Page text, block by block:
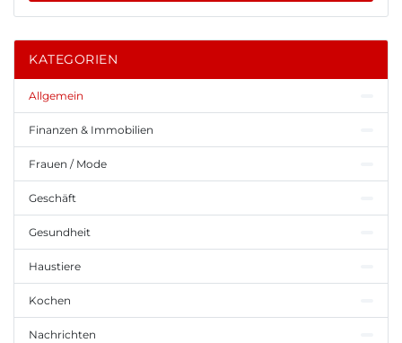
KATEGORIEN
Allgemein
Finanzen & Immobilien
Frauen / Mode
Geschäft
Gesundheit
Haustiere
Kochen
Nachrichten